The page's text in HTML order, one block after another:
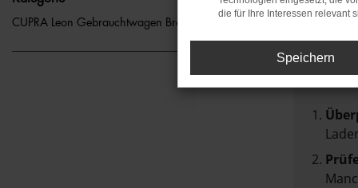
CUPRA Leon Gebrauchtwagen Bremen
Beim
Hier
die für Ihre Interessen relevant
Speichern